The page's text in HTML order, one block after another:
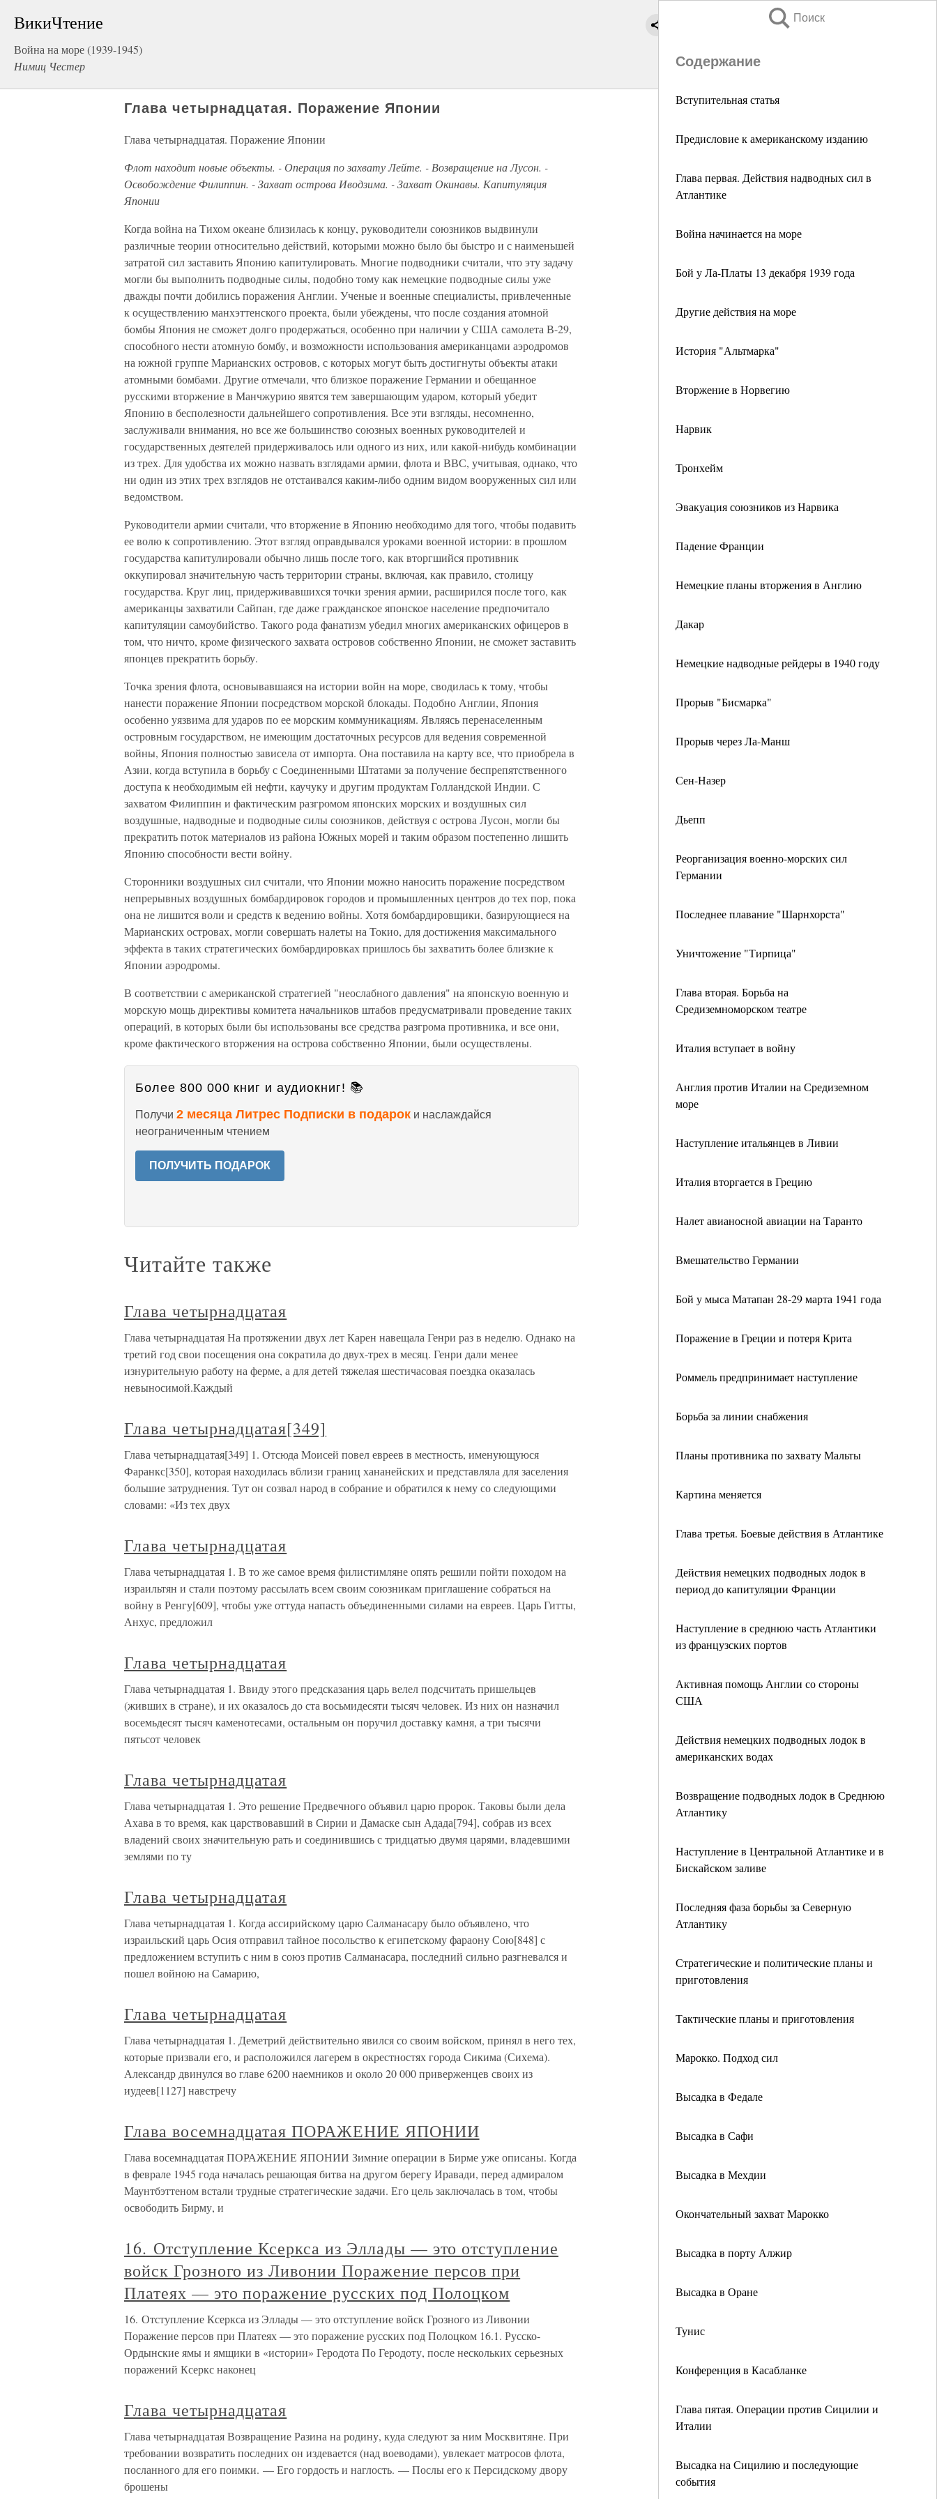
ВикиЧтение
Война на море (1939-1945)
Нимиц Честер
Поиск
Содержание
Вступительная статья
Предисловие к американскому изданию
Глава первая. Действия надводных сил в
Атлантике
Война начинается на море
Бой у Ла-Платы 13 декабря 1939 года
Другие действия на море
История "Альтмарка"
Вторжение в Норвегию
Нарвик
Тронхейм
Эвакуация союзников из Нарвика
Падение Франции
Немецкие планы вторжения в Англию
Дакар
Немецкие надводные рейдеры в 1940 году
Прорыв "Бисмарка"
Прорыв через Ла-Манш
Сен-Назер
Дьепп
Реорганизация военно-морских сил
Германии
Последнее плавание "Шарнхорста"
Уничтожение "Тирпица"
Глава вторая. Борьба на
Средиземноморском театре
Италия вступает в войну
Англия против Италии на Средиземном
море
Наступление итальянцев в Ливии
Италия вторгается в Грецию
Налет авианосной авиации на Таранто
Вмешательство Германии
Бой у мыса Матапан 28-29 марта 1941 года
Поражение в Греции и потеря Крита
Роммель предпринимает наступление
Борьба за линии снабжения
Планы противника по захвату Мальты
Картина меняется
Глава третья. Боевые действия в Атлантике
Действия немецких подводных лодок в
период до капитуляции Франции
Наступление в среднюю часть Атлантики
из французских портов
Активная помощь Англии со стороны
США
Действия немецких подводных лодок в
американских водах
Возвращение подводных лодок в Среднюю
Атлантику
Наступление в Центральной Атлантике и в
Бискайском заливе
Последняя фаза борьбы за Северную
Атлантику
Стратегические и политические планы и
приготовления
Тактические планы и приготовления
Марокко. Подход сил
Высадка в Федале
Высадка в Сафи
Высадка в Мехдии
Окончательный захват Марокко
Высадка в порту Алжир
Высадка в Оране
Тунис
Конференция в Касабланке
Глава пятая. Операции против Сицилии и
Италии
Высадка на Сицилию и последующие
события
Глава четырнадцатая. Поражение Японии
Глава четырнадцатая. Поражение Японии
Флот находит новые объекты. - Операция по захвату Лейте. - Возвращение на Лусон. -
Освобождение Филиппин. - Захват острова Иводзима. - Захват Окинавы. Капитуляция
Японии
Когда война на Тихом океане близилась к концу, руководители союзников выдвинули
различные теории относительно действий, которыми можно было бы быстро и с наименьшей
затратой сил заставить Японию капитулировать. Многие подводники считали, что эту задачу
могли бы выполнить подводные силы, подобно тому как немецкие подводные силы уже
дважды почти добились поражения Англии. Ученые и военные специалисты, привлеченные
к осуществлению манхэттенского проекта, были убеждены, что после создания атомной
бомбы Япония не сможет долго продержаться, особенно при наличии у США самолета В-29,
способного нести атомную бомбу, и возможности использования американцами аэродромов
на южной группе Марианских островов, с которых могут быть достигнуты объекты атаки
атомными бомбами. Другие отмечали, что близкое поражение Германии и обещанное
русскими вторжение в Манчжурию явятся тем завершающим ударом, который убедит
Японию в бесполезности дальнейшего сопротивления. Все эти взгляды, несомненно,
заслуживали внимания, но все же большинство союзных военных руководителей и
государственных деятелей придерживалось или одного из них, или какой-нибудь комбинации
из трех. Для удобства их можно назвать взглядами армии, флота и ВВС, учитывая, однако, что
ни один из этих трех взглядов не отстаивался каким-либо одним видом вооруженных сил или
ведомством.
Руководители армии считали, что вторжение в Японию необходимо для того, чтобы подавить
ее волю к сопротивлению. Этот взгляд оправдывался уроками военной истории: в прошлом
государства капитулировали обычно лишь после того, как вторгшийся противник
оккупировал значительную часть территории страны, включая, как правило, столицу
государства. Круг лиц, придерживавшихся точки зрения армии, расширился после того, как
американцы захватили Сайпан, где даже гражданское японское население предпочитало
капитуляции самоубийство. Такого рода фанатизм убедил многих американских офицеров в
том, что ничто, кроме физического захвата островов собственно Японии, не сможет заставить
японцев прекратить борьбу.
Точка зрения флота, основывавшаяся на истории войн на море, сводилась к тому, чтобы
нанести поражение Японии посредством морской блокады. Подобно Англии, Япония
особенно уязвима для ударов по ее морским коммуникациям. Являясь перенаселенным
островным государством, не имеющим достаточных ресурсов для ведения современной
войны, Япония полностью зависела от импорта. Она поставила на карту все, что приобрела в
Азии, когда вступила в борьбу с Соединенными Штатами за получение беспрепятственного
доступа к необходимым ей нефти, каучуку и другим продуктам Голландской Индии. С
захватом Филиппин и фактическим разгромом японских морских и воздушных сил
воздушные, надводные и подводные силы союзников, действуя с острова Лусон, могли бы
прекратить поток материалов из района Южных морей и таким образом постепенно лишить
Японию способности вести войну.
Сторонники воздушных сил считали, что Японии можно наносить поражение посредством
непрерывных воздушных бомбардировок городов и промышленных центров до тех пор, пока
она не лишится воли и средств к ведению войны. Хотя бомбардировщики, базирующиеся на
Марианских островах, могли совершать налеты на Токио, для достижения максимального
эффекта в таких стратегических бомбардировках пришлось бы захватить более близкие к
Японии аэродромы.
В соответствии с американской стратегией "неослабного давления" на японскую военную и
морскую мощь директивы комитета начальников штабов предусматривали проведение таких
операций, в которых были бы использованы все средства разгрома противника, и все они,
кроме фактического вторжения на острова собственно Японии, были осуществлены.
Более 800 000 книг и аудиокниг! 📚
Получи 2 месяца Литрес Подписки в подарок и наслаждайся
неограниченным чтением
ПОЛУЧИТЬ ПОДАРОК
Читайте также
Глава четырнадцатая
Глава четырнадцатая На протяжении двух лет Карен навещала Генри раз в неделю. Однако на
третий год свои посещения она сократила до двух-трех в месяц. Генри дали менее
изнурительную работу на ферме, а для детей тяжелая шестичасовая поездка оказалась
невыносимой.Каждый
Глава четырнадцатая[349]
Глава четырнадцатая[349] 1. Отсюда Моисей повел евреев в местность, именующуюся
Фаранкс[350], которая находилась вблизи границ хананейских и представляла для заселения
большие затруднения. Тут он созвал народ в собрание и обратился к нему со следующими
словами: «Из тех двух
Глава четырнадцатая
Глава четырнадцатая 1. В то же самое время филистимляне опять решили пойти походом на
израильтян и стали поэтому рассылать всем своим союзникам приглашение собраться на
войну в Ренгу[609], чтобы уже оттуда напасть объединенными силами на евреев. Царь Гитты,
Анхус, предложил
Глава четырнадцатая
Глава четырнадцатая 1. Ввиду этого предсказания царь велел подсчитать пришельцев
(живших в стране), и их оказалось до ста восьмидесяти тысяч человек. Из них он назначил
восемьдесят тысяч каменотесами, остальным он поручил доставку камня, а три тысячи
пятьсот человек
Глава четырнадцатая
Глава четырнадцатая 1. Это решение Предвечного объявил царю пророк. Таковы были дела
Ахава в то время, как царствовавший в Сирии и Дамаске сын Адада[794], собрав из всех
владений своих значительную рать и соединившись с тридцатью двумя царями, владевшими
землями по ту
Глава четырнадцатая
Глава четырнадцатая 1. Когда ассирийскому царю Салманасару было объявлено, что
израильский царь Осия отправил тайное посольство к египетскому фараону Сою[848] с
предложением вступить с ним в союз против Салманасара, последний сильно разгневался и
пошел войною на Самарию,
Глава четырнадцатая
Глава четырнадцатая 1. Деметрий действительно явился со своим войском, принял в него тех,
которые призвали его, и расположился лагерем в окрестностях города Сикима (Сихема).
Александр двинулся во главе 6200 наемников и около 20 000 приверженцев своих из
иудеев[1127] навстречу
Глава восемнадцатая ПОРАЖЕНИЕ ЯПОНИИ
Глава восемнадцатая ПОРАЖЕНИЕ ЯПОНИИ Зимние операции в Бирме уже описаны. Когда
в феврале 1945 года началась решающая битва на другом берегу Иравади, перед адмиралом
Маунтбэттеном встали трудные стратегические задачи. Его цель заключалась в том, чтобы
освободить Бирму, и
16. Отступление Ксеркса из Эллады — это отступление
войск Грозного из Ливонии Поражение персов при
Платеях — это поражение русских под Полоцком
16. Отступление Ксеркса из Эллады — это отступление войск Грозного из Ливонии
Поражение персов при Платеях — это поражение русских под Полоцком 16.1. Русско-
Ордынские ямы и ямщики в «истории» Геродота По Геродоту, после нескольких серьезных
поражений Ксеркс наконец
Глава четырнадцатая
Глава четырнадцатая Возвращение Разина на родину, куда следуют за ним Москвитяне. При
требовании возвратить последних он издевается (над воеводами), увлекает матросов флота,
посланного для его поимки. — Его гордость и наглость. — Послы его к Персидскому двору
брошены